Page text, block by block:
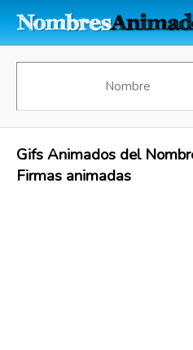
Gifs Animados del
Firmas animadas